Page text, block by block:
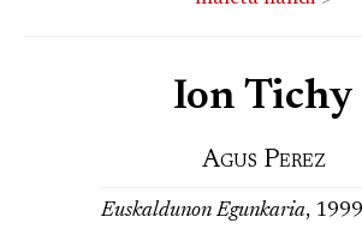
Ion Tichy
Agus Perez
Euskaldunon Egunkaria,